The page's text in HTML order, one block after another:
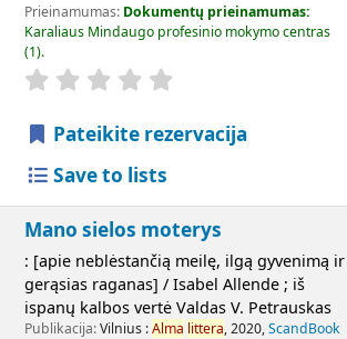
Prieinamumas: Dokumentų prieinamumas:
Karaliaus Mindaugo profesinio mokymo centras
(1).
Pateikite rezervacija
Save to lists
Mano sielos moterys
: [apie neblėstančią meilę, ilgą gyvenimą ir
gerąsias raganas] / Isabel Allende ; iš
ispanų kalbos vertė Valdas V. Petrauskas
Publikacija:Vilnius :Alma littera, 2020,ScandBook